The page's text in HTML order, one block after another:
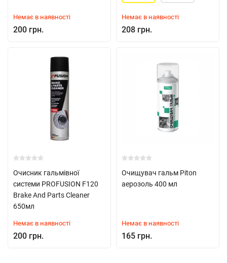
Немає в наявності
200 грн.
Немає в наявності
208 грн.
Очисник гальмівної
системи PROFUSION F120
Brake And Parts Cleaner
650мл
Немає в наявності
200 грн.
Очищувач гальм Piton
аерозоль 400 мл
Немає в наявності
165 грн.